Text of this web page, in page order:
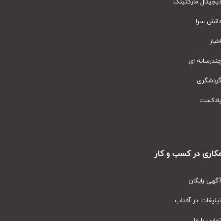
مارکتینگ
سرا
ای
در کسب و کار
رایگان
در آفتاب